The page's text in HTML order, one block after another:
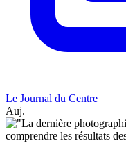
Le Journal du Centre
Auj.